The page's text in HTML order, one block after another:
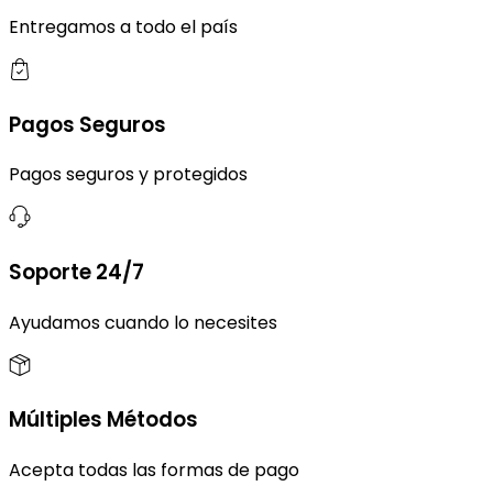
Entregamos a todo el país
Pagos Seguros
Pagos seguros y protegidos
Soporte 24/7
Ayudamos cuando lo necesites
Múltiples Métodos
Acepta todas las formas de pago